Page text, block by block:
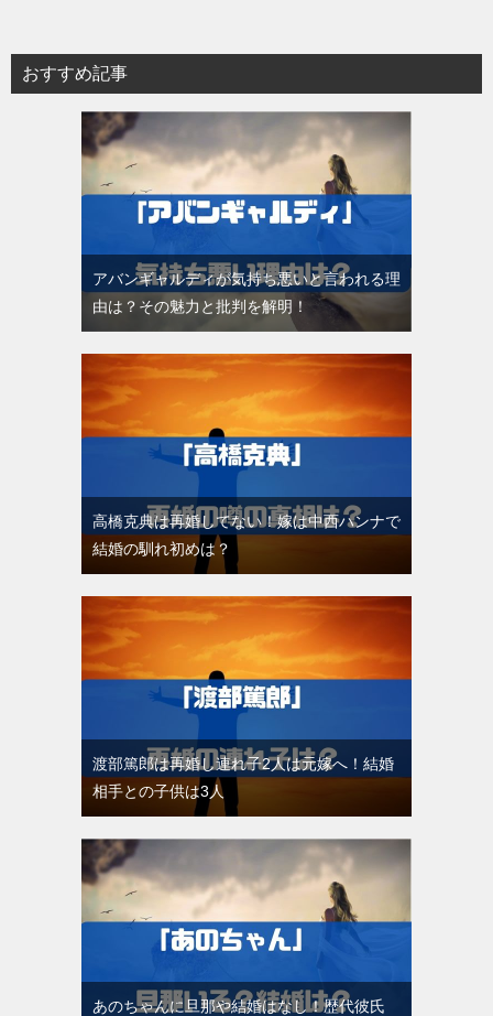
おすすめ記事
アバンギャルディが気持ち悪いと言われる理
由は？その魅力と批判を解明！
高橋克典は再婚してない！嫁は中西ハンナで
結婚の馴れ初めは？
渡部篤郎は再婚し連れ子2人は元嫁へ！結婚
相手との子供は3人
あのちゃんに旦那や結婚はなし！歴代彼氏